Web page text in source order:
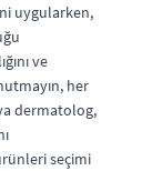
uygularken,
ve
her
dermatolog,
seçimi